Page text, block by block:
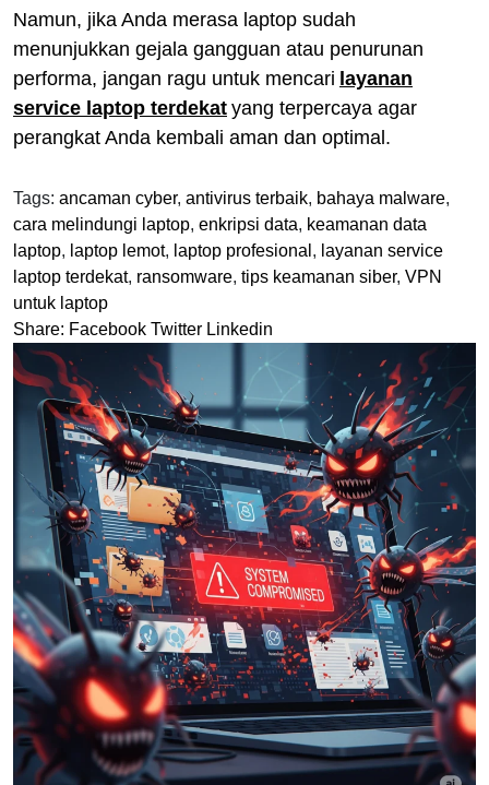
Namun, jika Anda merasa laptop sudah
menunjukkan gejala gangguan atau penurunan
performa, jangan ragu untuk mencari layanan
service laptop terdekat yang terpercaya agar
perangkat Anda kembali aman dan optimal.
Tags: ancaman cyber, antivirus terbaik, bahaya malware,
cara melindungi laptop, enkripsi data, keamanan data
laptop, laptop lemot, laptop profesional , layanan service
laptop terdekat, ransomware, tips keamanan siber, VPN
untuk laptop
Share: Facebook Twitter Linkedin